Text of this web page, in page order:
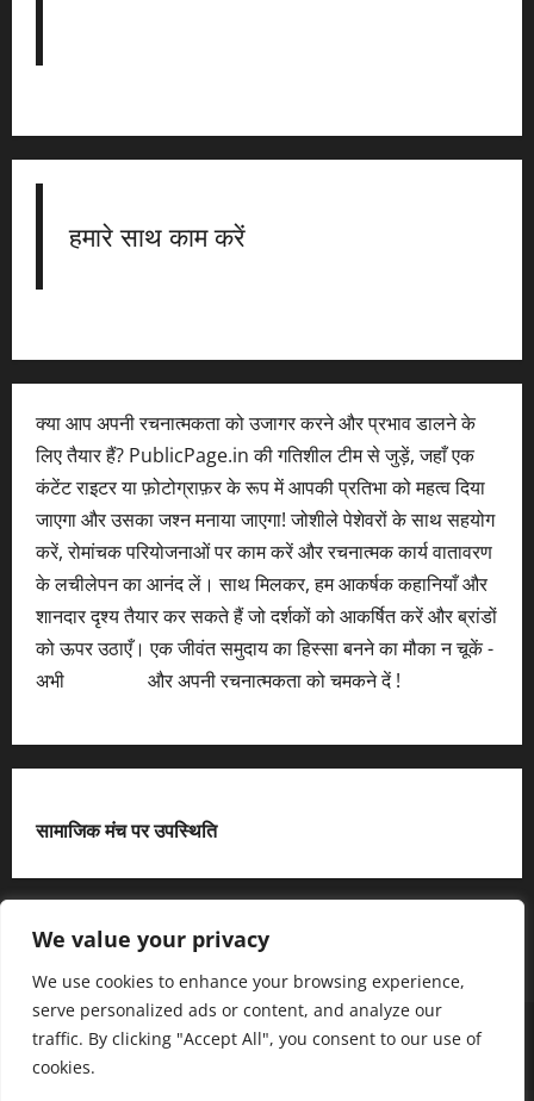
We value your privacy
We use cookies to enhance your browsing experience,
serve personalized ads or content, and analyze our
traffic. By clicking "Accept All", you consent to our use of
cookies.
हमारे साथ काम करें
क्या आप अपनी रचनात्मकता को उजागर करने और प्रभाव डालने के
लिए तैयार हैं? PublicPage.in की गतिशील टीम से जुड़ें, जहाँ एक
कंटेंट राइटर या फ़ोटोग्राफ़र के रूप में आपकी प्रतिभा को महत्व दिया
जाएगा और उसका जश्न मनाया जाएगा! जोशीले पेशेवरों के साथ सहयोग
करें, रोमांचक परियोजनाओं पर काम करें और रचनात्मक कार्य वातावरण
के लचीलेपन का आनंद लें। साथ मिलकर, हम आकर्षक कहानियाँ और
शानदार दृश्य तैयार कर सकते हैं जो दर्शकों को आकर्षित करें और ब्रांडों
को ऊपर उठाएँ। एक जीवंत समुदाय का हिस्सा बनने का मौका न चूकें -
अभी
और अपनी रचनात्मकता को चमकने दें !
सामाजिक मंच पर उपस्थिति
X
हमसे जुड़ें
आधिकारिक नीति पृष्ठ (Privacy Policy)